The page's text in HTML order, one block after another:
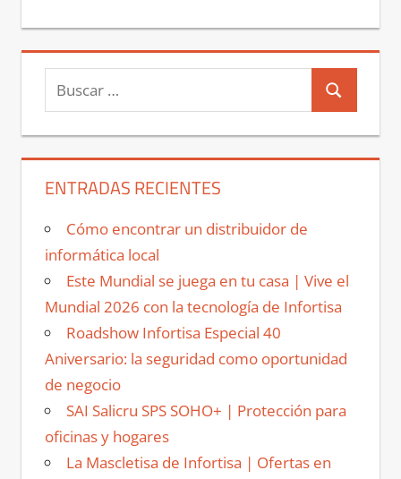
Buscar:
Buscar
ENTRADAS RECIENTES
Cómo encontrar un distribuidor de
informática local
Este Mundial se juega en tu casa | Vive el
Mundial 2026 con la tecnología de Infortisa
Roadshow Infortisa Especial 40
Aniversario: la seguridad como oportunidad
de negocio
SAI Salicru SPS SOHO+ | Protección para
oficinas y hogares
La Mascletisa de Infortisa | Ofertas en